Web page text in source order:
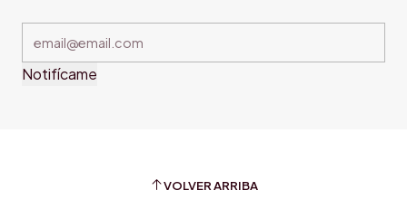
Notifícame
VOLVER ARRIBA